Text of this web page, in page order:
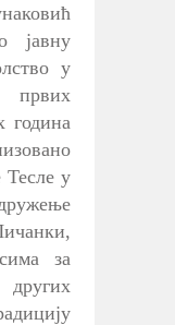
јавну
у
првих
година
Тесле у
за